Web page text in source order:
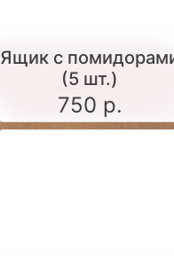
Ящик c
(5 шт.)
750 р.